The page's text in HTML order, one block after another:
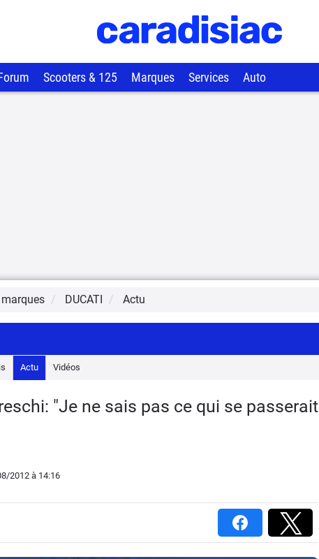
Scooters & 125 Marques Services Auto
DUCATI Actu
Actu Vidéos
"Je ne sais pas ce qui se passerait
2012à 14:16